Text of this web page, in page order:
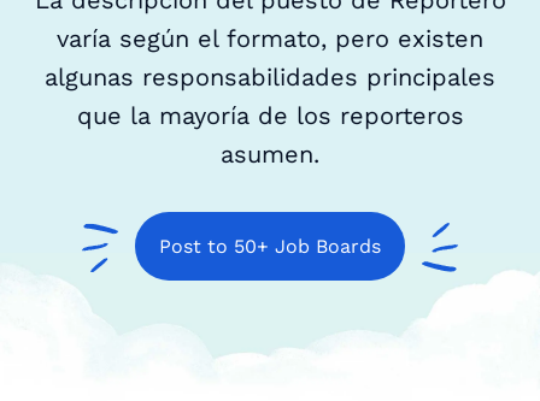
varía según el formato, pero existen
algunas responsabilidades principales
que la mayoría de los reporteros
asumen.
Post to 50+ Job Boards